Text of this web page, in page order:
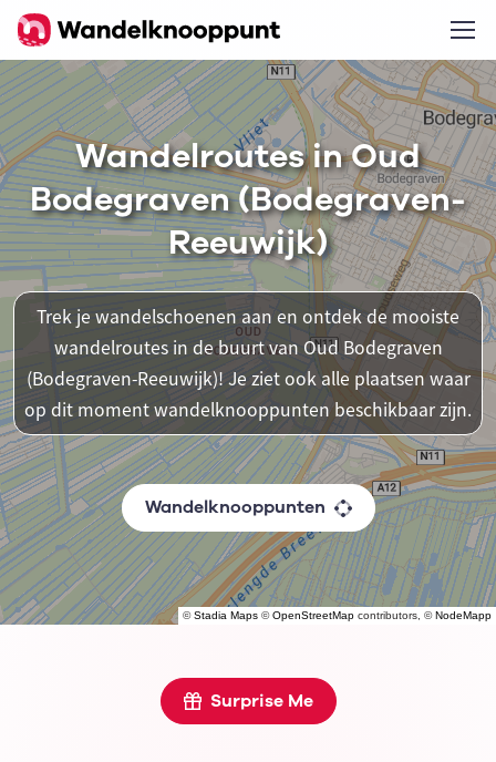
©Stadia Maps ©OpenStreetMap contributors, ©NodeMapp
Wandelroutes in Oud
Bodegraven (Bodegraven-
Reeuwijk)
Trek je wandelschoenen aan en ontdek de mooiste
wandelroutes in de buurt van Oud Bodegraven
(Bodegraven-Reeuwijk)! Je ziet ook alle plaatsen waar
op dit moment wandelknooppunten beschikbaar zijn.
Wandelknooppunten
Surprise Me